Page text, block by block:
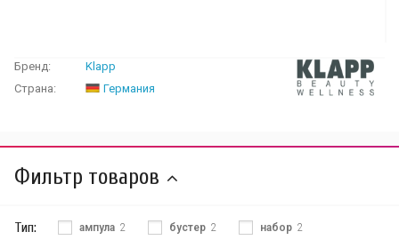
Бренд:
Klapp
Страна:
Германия
Фильтр товаров
Тип: ампула 2 бустер 2 набор 2